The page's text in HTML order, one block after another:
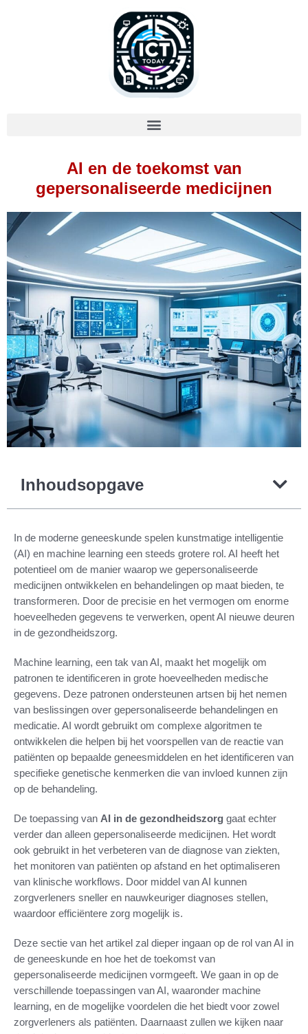
AI en de toekomst van
gepersonaliseerde medicijnen
Inhoudsopgave
In de moderne geneeskunde spelen kunstmatige intelligentie
(AI) en machine learning een steeds grotere rol. AI heeft het
potentieel om de manier waarop we gepersonaliseerde
medicijnen ontwikkelen en behandelingen op maat bieden, te
transformeren. Door de precisie en het vermogen om enorme
hoeveelheden gegevens te verwerken, opent AI nieuwe deuren
in de gezondheidszorg.
Machine learning, een tak van AI, maakt het mogelijk om
patronen te identificeren in grote hoeveelheden medische
gegevens. Deze patronen ondersteunen artsen bij het nemen
van beslissingen over gepersonaliseerde behandelingen en
medicatie. AI wordt gebruikt om complexe algoritmen te
ontwikkelen die helpen bij het voorspellen van de reactie van
patiënten op bepaalde geneesmiddelen en het identificeren van
specifieke genetische kenmerken die van invloed kunnen zijn
op de behandeling.
De toepassing van AI in de gezondheidszorg gaat echter
verder dan alleen gepersonaliseerde medicijnen. Het wordt
ook gebruikt in het verbeteren van de diagnose van ziekten,
het monitoren van patiënten op afstand en het optimaliseren
van klinische workflows. Door middel van AI kunnen
zorgverleners sneller en nauwkeuriger diagnoses stellen,
waardoor efficiëntere zorg mogelijk is.
Deze sectie van het artikel zal dieper ingaan op de rol van AI in
de geneeskunde en hoe het de toekomst van
gepersonaliseerde medicijnen vormgeeft. We gaan in op de
verschillende toepassingen van AI, waaronder machine
learning, en de mogelijke voordelen die het biedt voor zowel
zorgverleners als patiënten. Daarnaast zullen we kijken naar